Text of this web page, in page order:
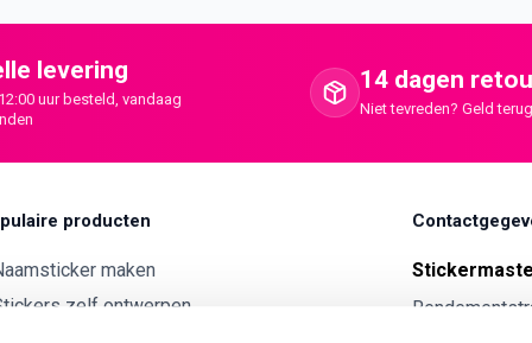
levering
uur besteld, vandaag
14 dagen
Niet tevreden? Geld
producten
maken
zelf ontwerpen